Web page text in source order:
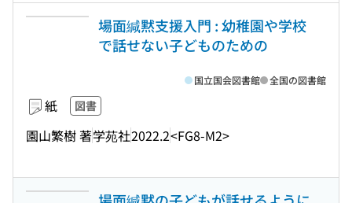
場面緘黙支援入門 : 幼稚園や学校
で話せない子どものための
紙 図書
園山繁樹 著学苑社2022.2<FG8-M2>
国立国会図書館 全国の図書館